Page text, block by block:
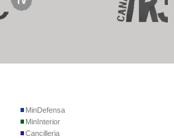
MinDefensa
MinInterior
Cancilleria